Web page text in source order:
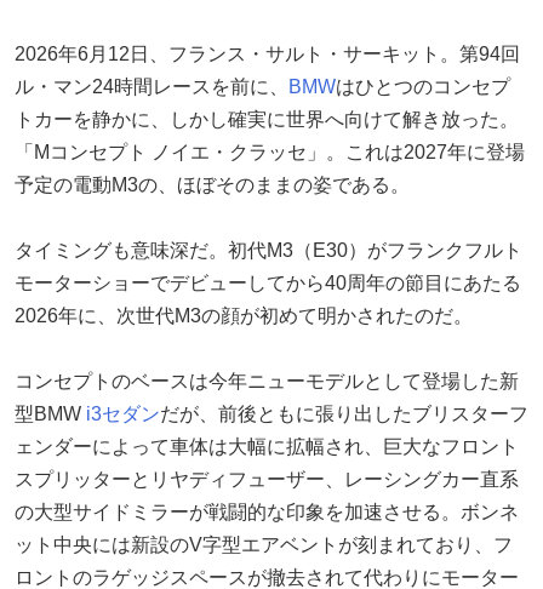
2026年6月12日、フランス・サルト・サーキット。第94回
ル・マン24時間レースを前に、
BMWはひとつのコンセプ
トカーを静かに、しかし確実に世界へ向けて解き放った。
「Mコンセプト ノイエ・クラッセ」。これは2027年に登場
予定の電動M3の、ほぼそのままの姿である。
タイミングも意味深だ。初代M3（E30）がフランクフルト
モーターショーでデビューしてから40周年の節目にあたる
2026年に、次世代M3の顔が初めて明かされたのだ。
コンセプトのベースは今年ニューモデルとして登場した新
型BMW i3セダンだが、前後ともに張り出したブリスターフ
ェンダーによって車体は大幅に拡幅され、巨大なフロント
スプリッターとリヤディフューザー、レーシングカー直系
の大型サイドミラーが戦闘的な印象を加速させる。ボンネ
ット中央には新設のV字型エアベントが刻まれており、フ
ロントのラゲッジスペースが撤去されて代わりにモーター